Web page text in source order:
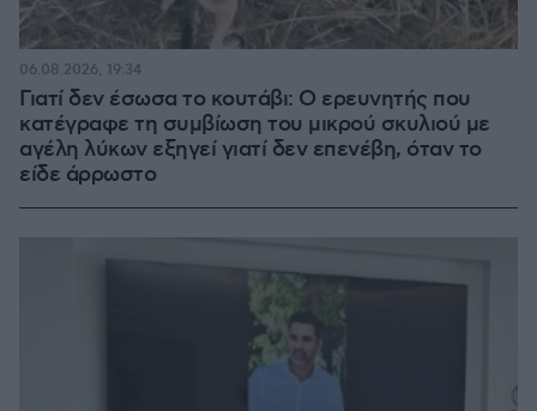
Γιατί δεν έσωσα το κουτάβι: Ο ερευνητής που
κατέγραφε τη συμβίωση του μικρού σκυλιού με
αγέλη λύκων εξηγεί γιατί δεν επενέβη, όταν το
είδε άρρωστο
06.08.2026, 19:34